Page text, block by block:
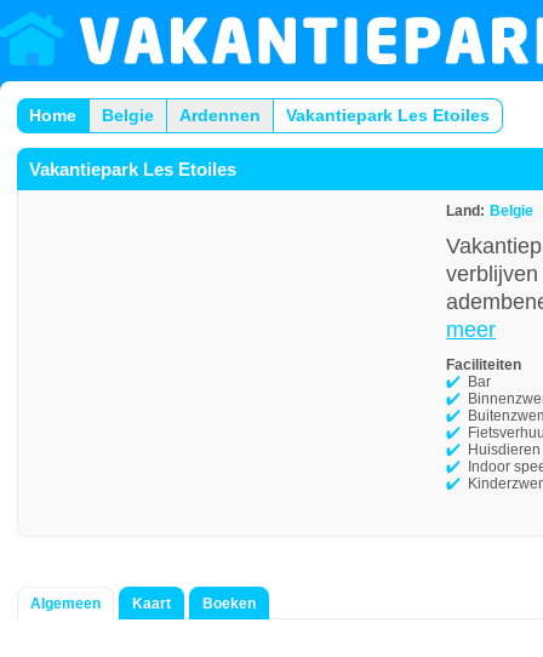
Home Belgie Ardennen Vakantiepark Les Etoiles
Vakantiepark Les Etoiles
Land: Belgie
meer
Faciliteiten
Bar
Indoor
Algemeen Kaart Boeken